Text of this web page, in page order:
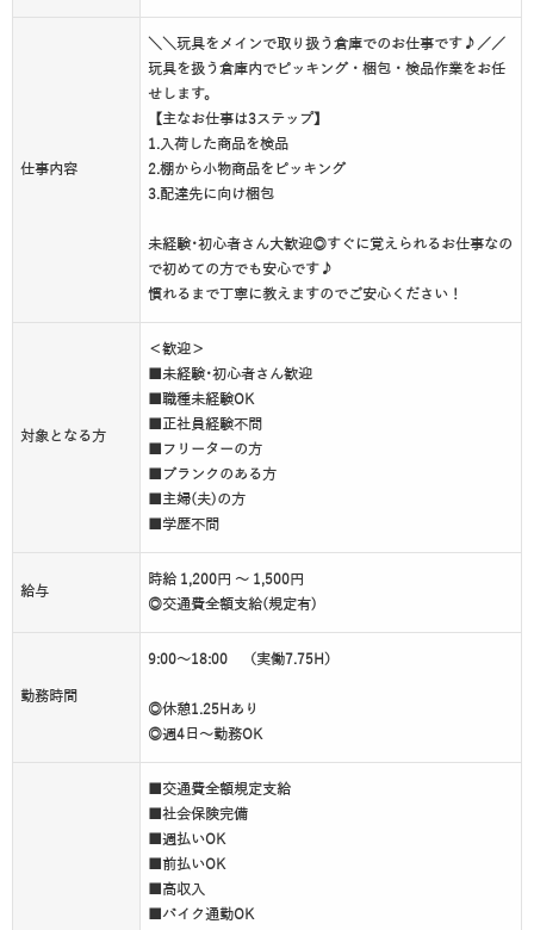
仕事内容
＼＼玩具をメインで取り扱う倉庫でのお仕事です♪／／
玩具を扱う倉庫内でピッキング・梱包・検品作業をお任
せします。
【主なお仕事は3ステップ】
1.入荷した商品を検品
2.棚から小物商品をピッキング
3.配達先に向け梱包
未経験･初心者さん大歓迎◎すぐに覚えられるお仕事なの
で初めての方でも安心です♪
慣れるまで丁寧に教えますのでご安心ください！
対象となる方
＜歓迎＞
■未経験･初心者さん歓迎
■職種未経験OK
■正社員経験不問
■フリーターの方
■ブランクのある方
■主婦(夫)の方
■学歴不問
給与
時給 1,200円 ～ 1,500円
◎交通費全額支給(規定有)
勤務時間
9:00～18:00 （実働7.75H）
◎休憩1.25Hあり
◎週4日～勤務OK
■交通費全額規定支給
■社会保険完備
■週払いOK
■前払いOK
■高収入
■バイク通勤OK